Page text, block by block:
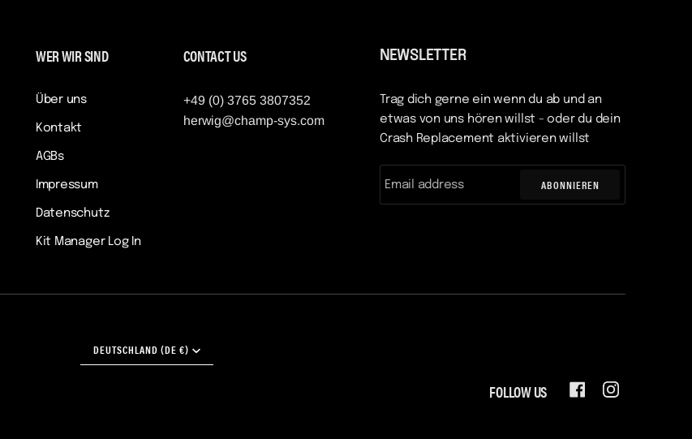
WER WIR SIND
Über uns
Kontakt
AGBs
Impressum
Datenschutz
Kit Manager Log In
CONTACT US
+49 (0) 3765 3807352
herwig@champ-sys.com
NEWSLETTER
Trag dich gerne ein wenn du ab und an
etwas von uns hören willst - oder du dein
Crash Replacement aktivieren willst
ABONNIEREN
WÄHRUNG
DEUTSCHLAND (DE €)
FOLLOW US FACEBOOKINSTAGRAM